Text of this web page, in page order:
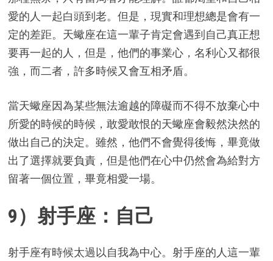
愛的人一起白頭到老。但是，現實和理想總是會有一
定的差距。天蠍座在這一輩子肯定會遇到自己真正想
要再一起的人，但是，他們的事業心，名利心又都很
強，而二者，許多時候又會互相矛盾。
當天蠍座因為某些無法逾越的障礙而不得不放棄心中
所愛的時候的時候，敢愛敢恨的天蠍座會毅然決然的
做出自己的決定。雖然，他們不會覺得後悔，畢竟做
出了選擇就要負責，但是他們在心中仍然會為給對方
留著一個位置，畢竟相愛一場。
9）射手座：自己
射手座有時候太過以自我為中心。射手座的人這一輩